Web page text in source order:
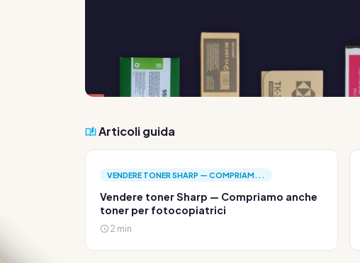
Articoli guida
VENDERE TONER SHARP — COMPRIAM...
Vendere toner Sharp — Compriamo anche
toner per fotocopiatrici
2 min